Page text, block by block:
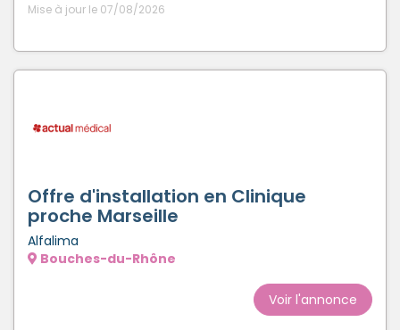
Mise à jour le 07/08/2026
Offre d'installation en Clinique
proche Marseille
Alfalima
Bouches-du-Rhône
Voir l'annonce